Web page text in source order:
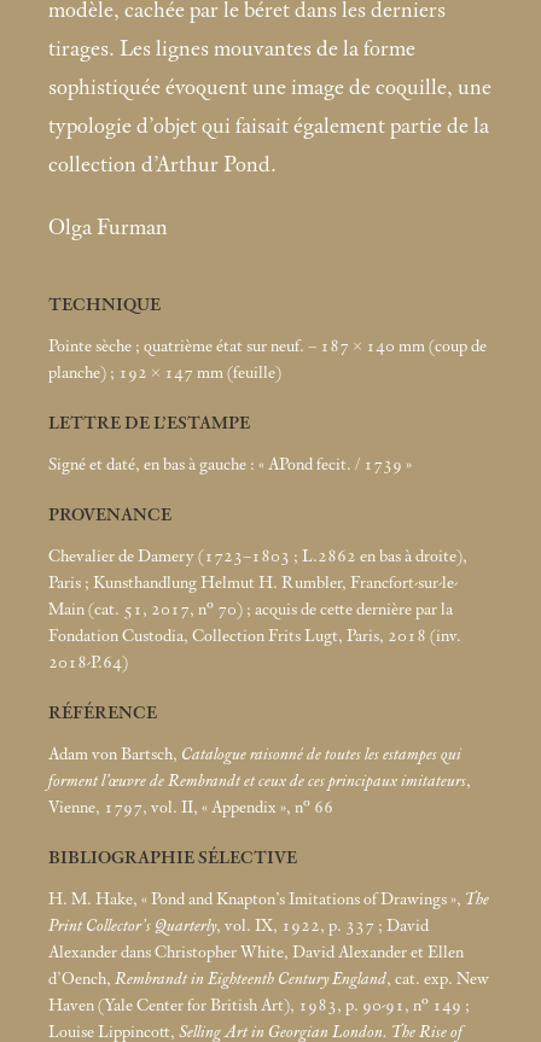
modèle, cachée par le béret dans les derniers
tirages. Les lignes mouvantes de la forme
sophistiquée évoquent une image de coquille, une
typologie d’objet qui faisait également partie de la
collection d’Arthur Pond.
Olga Furman
TECHNIQUE
Pointe sèche ; quatrième état sur neuf. – 187 × 140 mm (coup de
planche) ; 192 × 147 mm (feuille)
LETTRE DE L’ESTAMPE
Signé et daté, en bas à gauche : «APond fecit. / 1739 »
PROVENANCE
Chevalier de Damery (1723–1803 ; L.2862 en bas à droite),
Paris ; Kunsthandlung Helmut H. Rumbler, Francfort-sur-le-
Main (cat. 51, 2017, n° 70) ; acquis de cette dernière par la
Fondation Custodia, Collection Frits Lugt, Paris, 2018 (inv.
2018-P.64)
RÉFÉRENCE
Adam von Bartsch, Catalogue raisonné de toutes les estampes qui
forment l’œuvre de Rembrandt et ceux de ces principaux imitateurs,
Vienne, 1797, vol. II, «Appendix », n° 66
BIBLIOGRAPHIE SÉLECTIVE
H. M. Hake, «Pond and Knapton’s Imitations of Drawings», The
Print Collector’s Quarterly, vol. IX, 1922, p. 337 ; David
Alexander dans Christopher White, David Alexander et Ellen
d’Oench, Rembrandt in Eighteenth Century England, cat. exp. New
Haven (Yale Center for British Art), 1983, p. 90-91, n° 149 ;
Louise Lippincott, Selling Art in Georgian London. The Rise of